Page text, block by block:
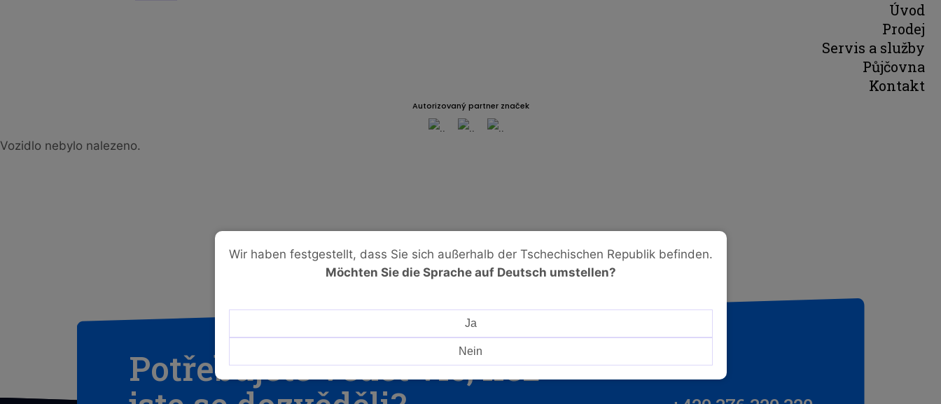
Úvod
Prodej
Servis a služby
Půjčovna
Kontakt
Autorizovaný partner značek
Vozidlo nebylo nalezeno.
Potřebujete vědět víc, než
Wir haben festgestellt, dass Sie sich außerhalb der Tschechischen Republik befinden.
Möchten Sie die Sprache auf Deutsch umstellen?
Ja
Nein